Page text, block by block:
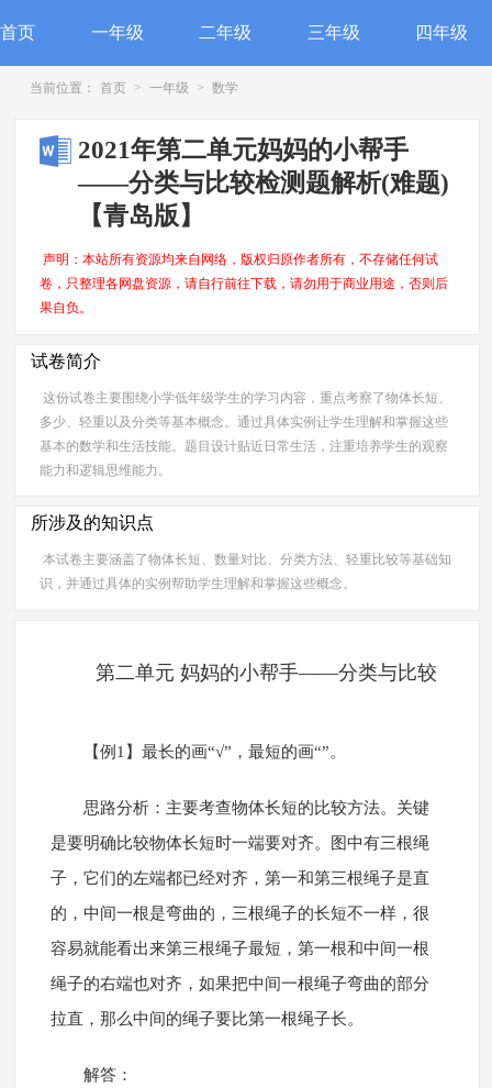
首页 一年级 二年级 三年级 四年级
当前位置： 首页 > 一年级 > 数学
2021年第二单元妈妈的小帮手
——分类与比较检测题解析(难题)
【青岛版】
声明：本站所有资源均来自网络，版权归原作者所有，不存储任何试
卷，只整理各网盘资源，请自行前往下载，请勿用于商业用途，否则后
果自负。
试卷简介
这份试卷主要围绕小学低年级学生的学习内容，重点考察了物体长短、
多少、轻重以及分类等基本概念。通过具体实例让学生理解和掌握这些
基本的数学和生活技能。题目设计贴近日常生活，注重培养学生的观察
能力和逻辑思维能力。
所涉及的知识点
本试卷主要涵盖了物体长短、数量对比、分类方法、轻重比较等基础知
识，并通过具体的实例帮助学生理解和掌握这些概念。
第二单元 妈妈的小帮手——分类与比较
【例1】最长的画“√”，最短的画“”。
思路分析：主要考查物体长短的比较方法。关键
是要明确比较物体长短时一端要对齐。图中有三根绳
子，它们的左端都已经对齐，第一和第三根绳子是直
的，中间一根是弯曲的，三根绳子的长短不一样，很
容易就能看出来第三根绳子最短，第一根和中间一根
绳子的右端也对齐，如果把中间一根绳子弯曲的部分
拉直，那么中间的绳子要比第一根绳子长。
解答：